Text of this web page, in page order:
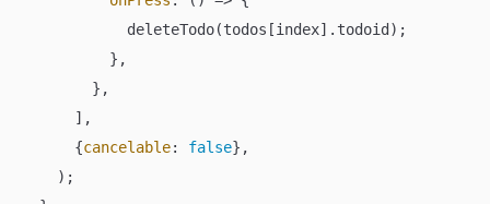
            deleteTodo(todos[index].todoid);
          },
        },
      ],
      {
cancelable: false},
    );